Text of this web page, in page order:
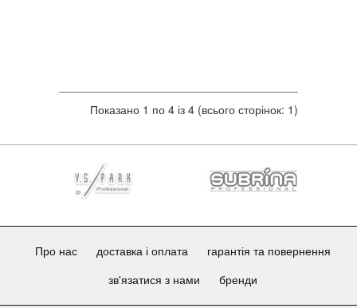
Показано 1 по 4 із 4 (всього сторінок: 1)
Про нас доставка і оплата гарантія та повернення
зв'язатися з нами бренди